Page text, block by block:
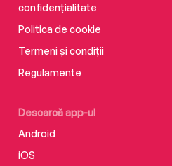
Descarcă app-ul
Android
iOS
confidențialitate
Politica de cookie
Termeni și condiții
Regulamente